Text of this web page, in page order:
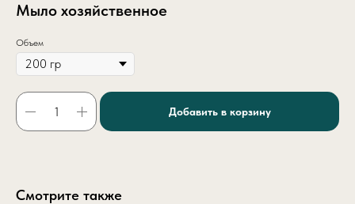
Мыло хозяйственное
Объем
Добавить в корзину
Смотрите также